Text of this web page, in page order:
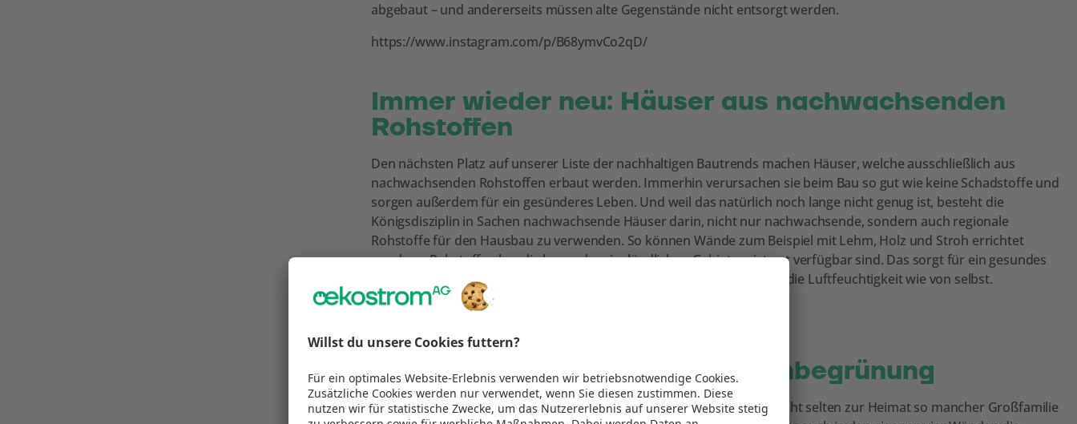
abgebaut – und andererseits müssen alte Gegenstände nicht entsorgt werden.
https://www.instagram.com/p/B68ymvCo2qD/
Immer wieder neu: Häuser aus nachwachsenden
Rohstoffen
Den nächsten Platz auf unserer Liste der nachhaltigen Bautrends machen Häuser, welche ausschließlich aus
nachwachsenden Rohstoffen erbaut werden. Immerhin verursachen sie beim Bau so gut wie keine Schadstoffe und
sorgen außerdem für ein gesünderes Leben. Und weil das natürlich noch lange nicht genug ist, besteht die
Königsdisziplin in Sachen nachwachsende Häuser darin, nicht nur nachwachsende, sondern auch regionale
Rohstoffe für den Hausbau zu verwenden. So können Wände zum Beispiel mit Lehm, Holz und Stroh errichtet
werden – Rohstoffe also, die besonders im ländlichen Gebiet meist gut verfügbar sind. Das sorgt für ein gesundes
Raumklima, denn die Häuser werden so atmungsaktiv und regulieren die Luftfeuchtigkeit wie von selbst.
https://www.instagram.com/p/B08eOVUgTnz/
Für einen kühlen Kopf: Fassadenbegrünung
Die Sommer werden immer heißer – und so werden unsere Körper nicht selten zur Heimat so mancher Großfamilie